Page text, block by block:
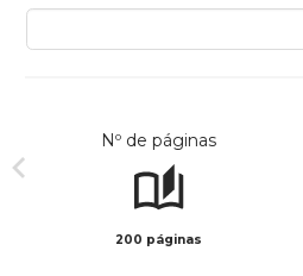
Nº de páginas
200 páginas